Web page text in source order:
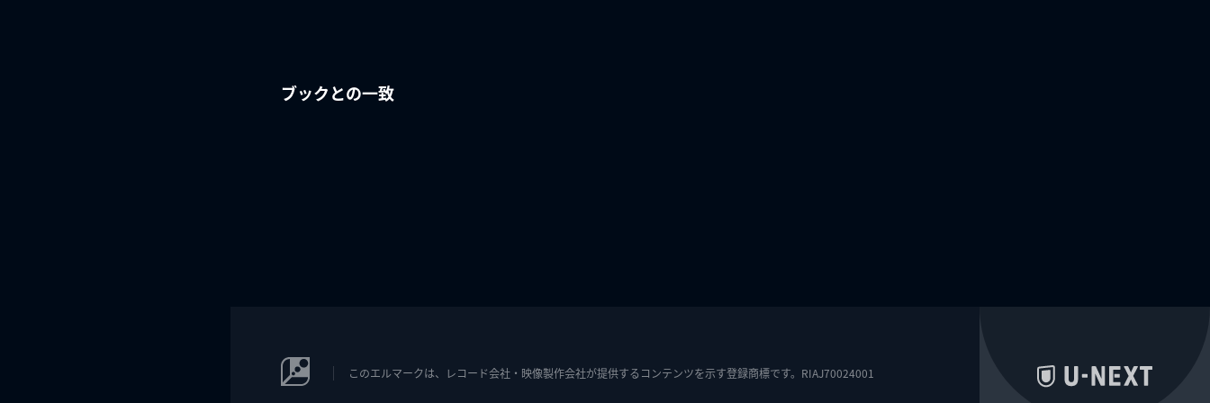
ブックとの一致
このエルマークは、レコード会社・映像製作会社が提供するコンテンツを示す登録商標です。RIAJ70024001